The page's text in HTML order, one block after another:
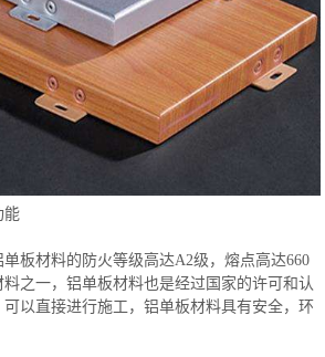
材料的防火等级高达A2级，熔点高达660
之一，铝单板材料也是经过国家的许可和认
以直接进行施工，铝单板材料具有安全，环